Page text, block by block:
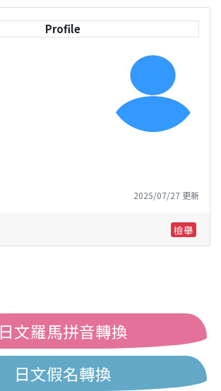
中日漢字互換
Profile
2025/07/27 更新
檢舉
日文羅馬拼音轉換
日文假名轉換